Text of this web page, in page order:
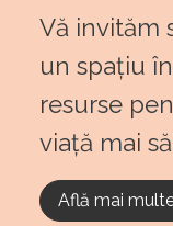
Vă invităm
un spațiu
resurse
viață mai
Află mai